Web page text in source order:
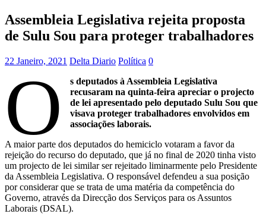
Assembleia Legislativa rejeita proposta
de Sulu Sou para proteger trabalhadores
22 Janeiro, 2021 Delta Diario Política 0
O
s deputados à Assembleia Legislativa
recusaram na quinta-feira apreciar o projecto
de lei apresentado pelo deputado Sulu Sou que
visava proteger trabalhadores envolvidos em
associações laborais.
A maior parte dos deputados do hemiciclo votaram a favor da
rejeição do recurso do deputado, que já no final de 2020 tinha visto
um projecto de lei similar ser rejeitado liminarmente pelo Presidente
da Assembleia Legislativa. O responsável defendeu a sua posição
por considerar que se trata de uma matéria da competência do
Governo, através da Direcção dos Serviços para os Assuntos
Laborais (DSAL).